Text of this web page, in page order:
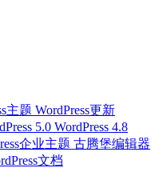
主题 WordPress更新
5.0 WordPress 4.8
企业主题 古腾堡编辑器
文档